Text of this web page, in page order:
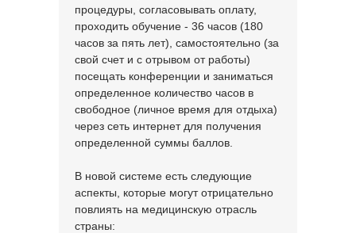
процедуры, согласовывать оплату,
проходить обучение - 36 часов (180
часов за пять лет), самостоятельно (за
свой счет и с отрывом от работы)
посещать конференции и заниматься
определенное количество часов в
свободное (личное время для отдыха)
через сеть интернет для получения
определенной суммы баллов.
В новой системе есть следующие
аспекты, которые могут отрицательно
повлиять на медицинскую отрасль
страны: